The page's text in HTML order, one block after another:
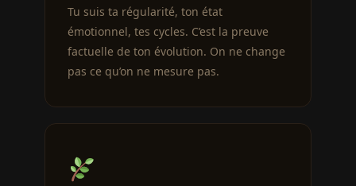
Tu suis ta régularité, ton état
émotionnel, tes cycles. C’est la preuve
factuelle de ton évolution. On ne change
pas ce qu’on ne mesure pas.